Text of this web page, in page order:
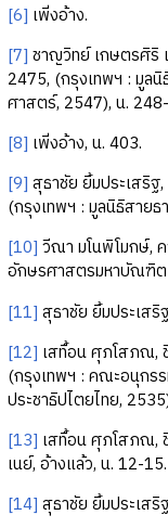
[6] เพิ่งอ้าง.
[7] ชาญวิทย์ เกษตรศิริ
2475, (กรุงเทพฯ : มูล
ศาสตร์, 2547), น.
[8] เพิ่งอ้าง, น. 403.
[9] สุธาชัย ยิ้มประเสริฐ
(กรุงเทพฯ : มูลนิธิสายธ
[10] วีณา มโนพิโมกษ์,
อักษรศาสตรมหาบัณฑิต
[11] สุธาชัย ยิ้มประเสริ
[12] เสทื้อน ศุภโสภณ,
(กรุงเทพฯ : คณะอนุกร
ประชาธิปไตยไทย,
[13] เสทื้อน ศุภโสภณ,
เนย์, อ้างแล้ว, น. 12-15.
[14] สุธาชัย ยิ้มประเสริ